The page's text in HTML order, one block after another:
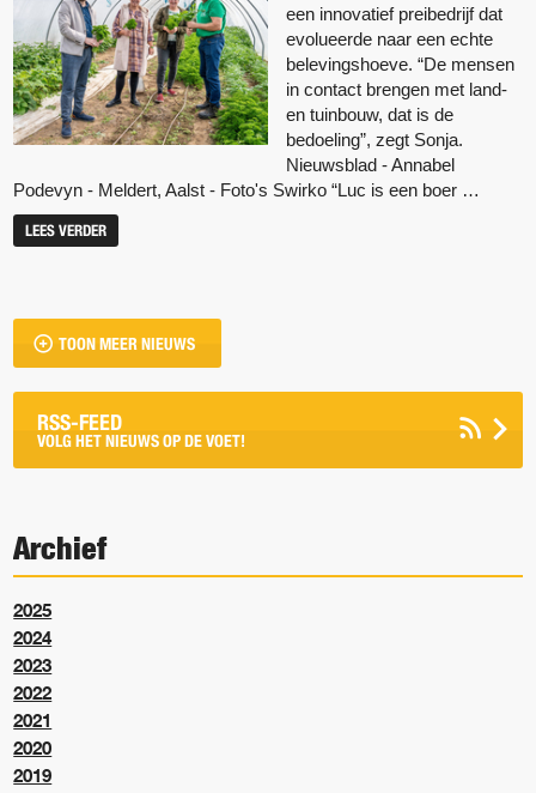
een innovatief preibedrijf dat
evolueerde naar een echte
belevingshoeve. “De mensen
in contact brengen met land-
en tuinbouw, dat is de
bedoeling”, zegt Sonja.
Nieuwsblad - Annabel
Podevyn - Meldert, Aalst - Foto's Swirko “Luc is een boer …
LEES VERDER
TOON MEER NIEUWS
RSS-FEED
VOLG HET NIEUWS OP DE VOET!
Archief
2025
2024
2023
2022
2021
2020
2019